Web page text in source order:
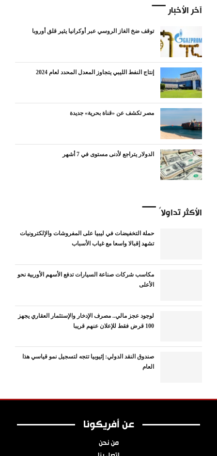
آخر الأخبار
توقف ضخ الغاز الروسي عبر أوكرانيا يثير قلق أوروبا
إنتاج النفط الليبي يتجاوز المعدل المحدد لعام 2024
مصر تكشف عن «قناة بحرية» جديدة
الدولار يتراجع لأدنى مستوى في 7 أشهر
الأكثر تداولاً
حملة التخفيضات في ليبيا على المفروشات والإلكترونيات
تشهد إقبالا واسعا مع غياب الأسباب
مكاسب شركات صناعة السيارات تدفع الأسهم الأوربية نحو
الأعلى
لوجود عجز مالي.. مصرف الإدخار والإستثمار العقاري يجهز
100 قرض فقط للإعلان عنهم قريبا
صندوق النقد الدولي: إثيوبيا تتجه لتسجيل نمو قياسي هذا
العام
عن أفريكونا
من نحن